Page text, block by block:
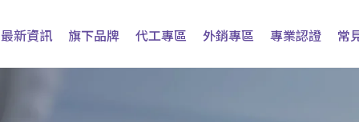
最新資訊 旗下品牌 代工專區 外銷專區 專業認證 常